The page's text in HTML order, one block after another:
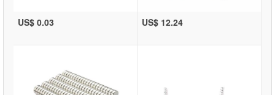
US$ 0.03 US$ 12.24